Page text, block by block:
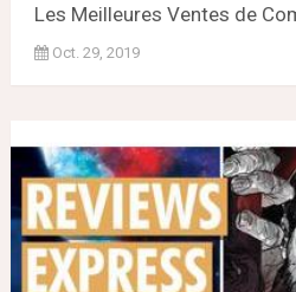
Les Meilleures Ventes de
Oct. 29, 2019